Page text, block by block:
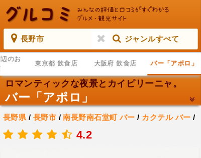
長野市 ジャンルすべて
のお
東京都 飲食店 大阪府 飲食店 バー「アポロ」
ロマンティックな夜景とカイピリーニャ。
バー「アポロ」
長野県 / 長野市 /南長野南石堂町 バー / カクテル バー /
.
4.2